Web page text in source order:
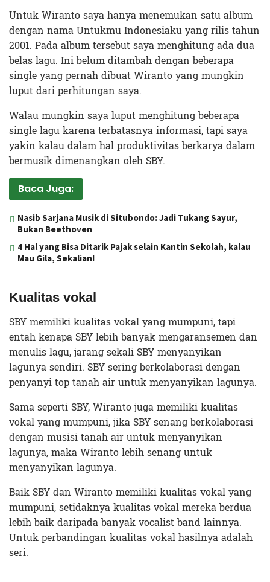
Untuk Wiranto saya hanya menemukan satu album
dengan nama Untukmu Indonesiaku yang rilis tahun
2001. Pada album tersebut saya menghitung ada dua
belas lagu. Ini belum ditambah dengan beberapa
single yang pernah dibuat Wiranto yang mungkin
luput dari perhitungan saya.
Walau mungkin saya luput menghitung beberapa
single lagu karena terbatasnya informasi, tapi saya
yakin kalau dalam hal produktivitas berkarya dalam
bermusik dimenangkan oleh SBY.
Baca Juga:
Nasib Sarjana Musik di Situbondo: Jadi Tukang Sayur,
Bukan Beethoven
4 Hal yang Bisa Ditarik Pajak selain Kantin Sekolah, kalau
Mau Gila, Sekalian!
Kualitas vokal
SBY memiliki kualitas vokal yang mumpuni, tapi
entah kenapa SBY lebih banyak mengaransemen dan
menulis lagu, jarang sekali SBY menyanyikan
lagunya sendiri. SBY sering berkolaborasi dengan
penyanyi top tanah air untuk menyanyikan lagunya.
Sama seperti SBY, Wiranto juga memiliki kualitas
vokal yang mumpuni, jika SBY senang berkolaborasi
dengan musisi tanah air untuk menyanyikan
lagunya, maka Wiranto lebih senang untuk
menyanyikan lagunya.
Baik SBY dan Wiranto memiliki kualitas vokal yang
mumpuni, setidaknya kualitas vokal mereka berdua
lebih baik daripada banyak vocalist band lainnya.
Untuk perbandingan kualitas vokal hasilnya adalah
seri.